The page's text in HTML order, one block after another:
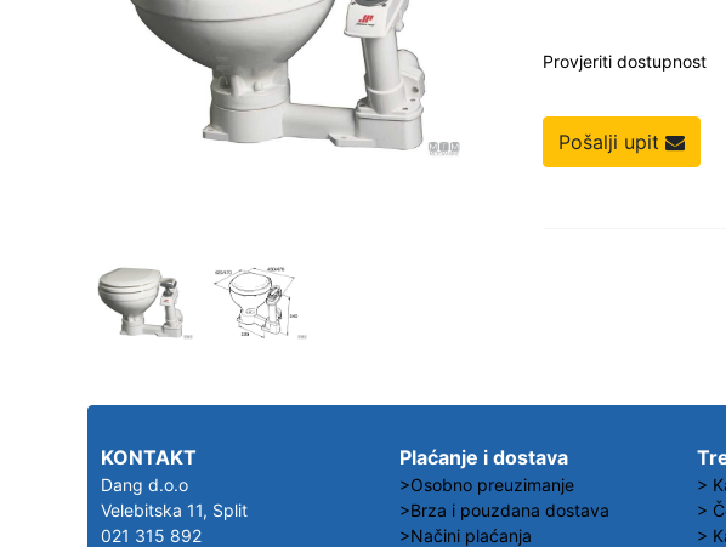
Provjeriti dostupnost
Pošalji upit
KONTAKT
Dang d.o.o
Velebitska 11, Split
021 315 892
Plaćanje i dostava
>Osobno preuzimanje
>Brza i pouzdana dostava
>Načini plaćanja
>
>
>